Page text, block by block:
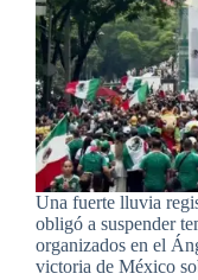
Una fuerte lluvia
obligó a suspender
organizados en el
victoria de México